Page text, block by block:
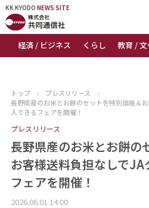
KK KYODO NEWS SITE
経済 / ビジネス くらし 教育 /
KK KYODONEWS SITE
トップページ
ニュース
おすすめコンテンツ
出版物
会社概要
トップ › プレスリリース
›
長野県産のお米とお餅のセットを特別価格＆
入できるフェアを開催！
プレスリリース
長野県産のお米とお餅の
お客様送料負担なしで
フェアを開催！
2026.06.01 14:00